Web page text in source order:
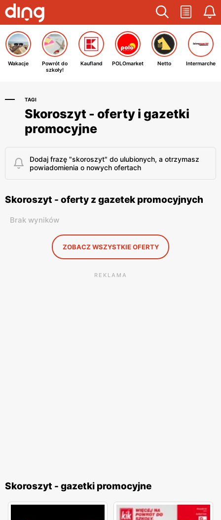
Wakacje
Powrót do
szkoły!
Kaufland POLOmarket Netto Intermarche
TAGI
Skoroszyt - oferty i gazetki
promocyjne
Dodaj frazę "skoroszyt" do ulubionych, a otrzymasz
powiadomienia o nowych ofertach
Skoroszyt - oferty z gazetek promocyjnych
Brak wyników
ZOBACZ WSZYSTKIE OFERTY
REKLAMA
Skoroszyt - gazetki promocyjne